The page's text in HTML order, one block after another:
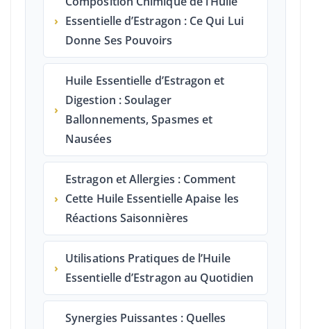
› Essentielle d’Estragon : Ce Qui Lui
Donne Ses Pouvoirs
›
Huile Essentielle d’Estragon et
Digestion : Soulager
Ballonnements, Spasmes et
Nausées
›
Estragon et Allergies : Comment
Cette Huile Essentielle Apaise les
Réactions Saisonnières
›
Utilisations Pratiques de l’Huile
Essentielle d’Estragon au Quotidien
Synergies Puissantes : Quelles